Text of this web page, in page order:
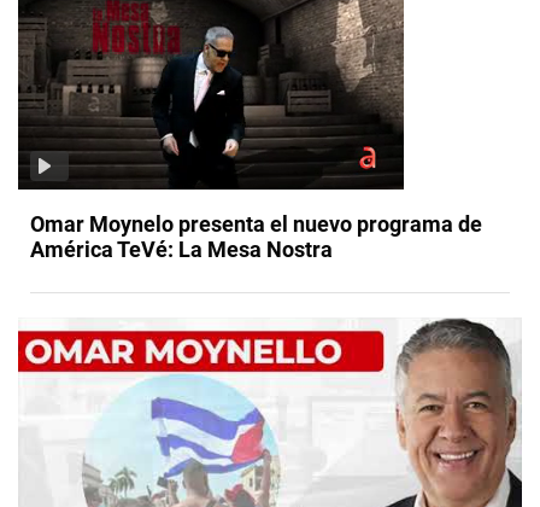
Omar Moynelo presenta el nuevo programa de
América TeVé: La Mesa Nostra